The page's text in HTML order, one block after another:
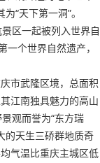
“天下第一洞”。
区一起被列入世界自
个世界自然遗产，
市武隆区境，总面积
江南独具魅力的高山
观而誉为“东方瑞
的天生三硚群地质奇
气温比重庆主城区低